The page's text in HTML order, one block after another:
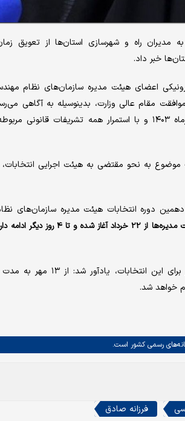
مدیران راه و شهرسازی استان‌ها از تعویق
خبر داد.
اعضای هیئت مدیره سازمان‌های نظام
مقام عالی وزارت، بدینوسیله به آگاهی
انتخابات به مدت ۶ روز از ۷ تا ۱۲ مهرماه ۱۴۰۳ و با استمرار
موضوع به نحو مقتضی به هیئت اجرایی
دهمین دوره انتخابات هیئت مدیره سازمان‌های
تا 4 روز دیگر ادامه دارد.
خواهد شد.
رسمی کشور است.
فرزانه صادق